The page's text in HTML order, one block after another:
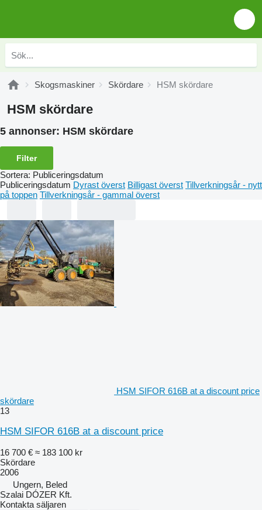
Skogsmaskiner Skördare HSM skördare
HSM skördare
5 annonser: HSM skördare
Filter
Sortera: Publiceringsdatum
Publiceringsdatum Dyrast överst Billigast överst Tillverkningsår - nytt
på toppen Tillverkningsår - gammal överst
HSM SIFOR 616B at a discount price
skördare
13
HSM SIFOR 616B at a discount price
16 700 € ≈ 183 100 kr
Skördare
2006
Ungern, Beled
Szalai DÓZER Kft.
Kontakta säljaren